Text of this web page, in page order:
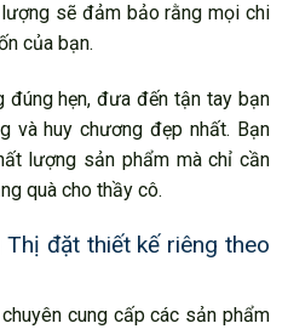
sẽ đảm bảo rằng mọi chi
của bạn.
đúng hẹn, đưa đến tận tay bạn
và huy chương đẹp nhất. Bạn
lượng sản phẩm mà chỉ cần
quà cho thầy cô.
đặt thiết kế riêng theo
cung cấp các sản phẩm